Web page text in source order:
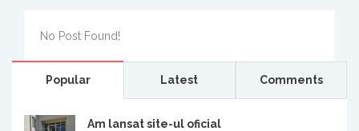
No Post Found!
Popular Latest Comments
Am lansat site-ul oficial